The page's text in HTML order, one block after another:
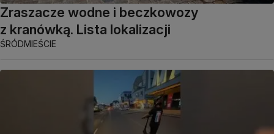
Zraszacze wodne i beczkowozy
z kranówką. Lista lokalizacji
ŚRÓDMIEŚCIE